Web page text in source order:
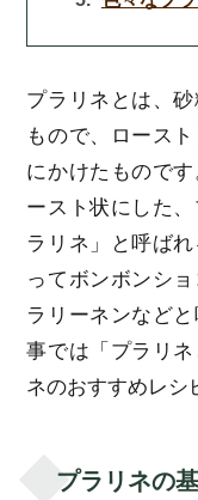
プラリネとは、
もので、ロース
にかけたもので
ースト状にした
ラリネ」と呼ば
ってボンボンシ
ラリーネンなど
事では「プラリ
ネのおすすめレシ
プラリネの